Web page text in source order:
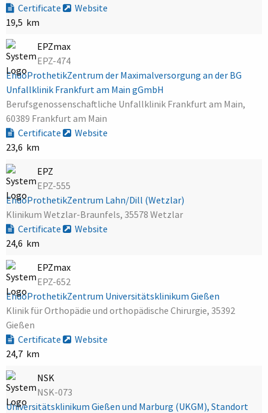
Certificate
Website
19,5 km
EPZmax
EPZ-474
EndoProthetikZentrum der Maximalversorgung an der BG
Unfallklinik Frankfurt am Main gGmbH
Berufsgenossenschaftliche Unfallklinik Frankfurt am Main,
60389 Frankfurt am Main
Certificate
Website
23,6 km
EPZ
EPZ-555
EndoProthetikZentrum Lahn/Dill (Wetzlar)
Klinikum Wetzlar-Braunfels, 35578 Wetzlar
Certificate
Website
24,6 km
EPZmax
EPZ-652
EndoProthetikZentrum Universitätsklinikum Gießen
Klinik für Orthopädie und orthopädische Chirurgie, 35392
Gießen
Certificate
Website
24,7 km
NSK
NSK-073
Universitätsklinikum Gießen und Marburg (UKGM), Standort